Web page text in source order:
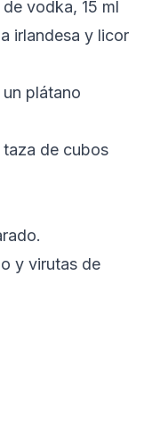
vodka, 15 ml
irlandesa y licor
plátano
taza de cubos
y virutas de